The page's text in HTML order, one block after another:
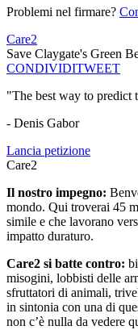
Problemi nel firmare?
Care2
Save Claygate's Green
CONDIVIDITWEET
"The best way to predict
- Denis Gabor
Lancia petizione
Care2
Il nostro impegno:
mondo. Qui troverai 45
simile e che lavorano
impatto duraturo.
Care2 si batte contro:
misogini, lobbisti delle
sfruttatori di animali,
in sintonia con una di
non c’è nulla da vedere